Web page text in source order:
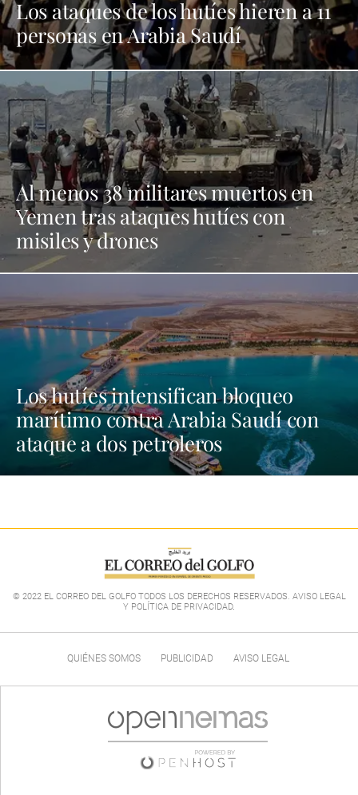
Los ataques de los hutíes hieren a 11
personas en Arabia Saudí
Al menos 38 militares muertos en
Yemen tras ataques hutíes con
misiles y drones
Los hutíes intensifican bloqueo
marítimo contra Arabia Saudí con
ataque a dos petroleros
© 2022 EL CORREO DEL GOLFO TODOS LOS DERECHOS RESERVADOS. AVISO LEGAL
Y POLÍTICA DE PRIVACIDAD.
QUIÉNES SOMOS PUBLICIDAD AVISO LEGAL